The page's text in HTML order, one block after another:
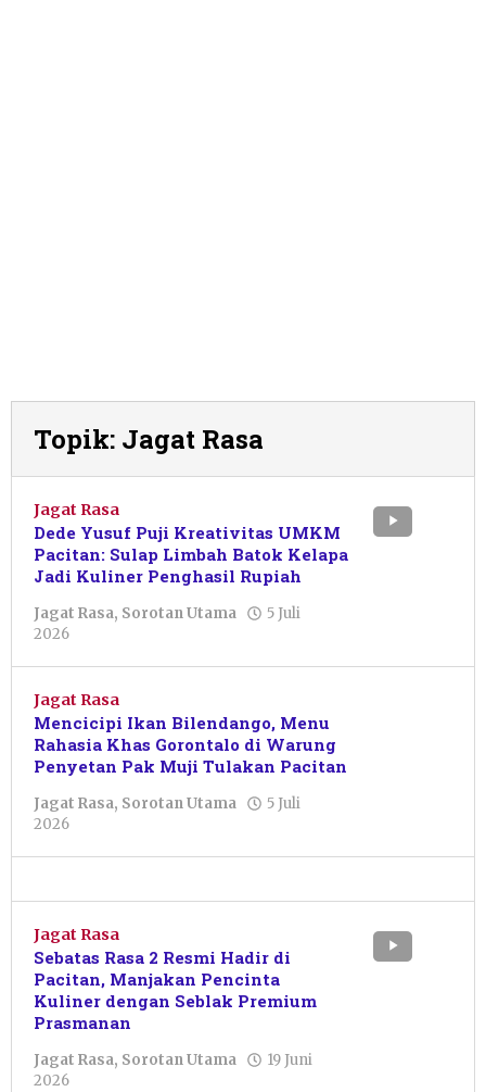
Topik: Jagat Rasa
Jagat Rasa
Dede Yusuf Puji Kreativitas UMKM
Pacitan: Sulap Limbah Batok Kelapa
Jadi Kuliner Penghasil Rupiah
Jagat Rasa, Sorotan Utama
5 Juli
2026
Jagat Rasa
Mencicipi Ikan Bilendango, Menu
Rahasia Khas Gorontalo di Warung
Penyetan Pak Muji Tulakan Pacitan
Jagat Rasa, Sorotan Utama
5 Juli
2026
Jagat Rasa
Sebatas Rasa 2 Resmi Hadir di
Pacitan, Manjakan Pencinta
Kuliner dengan Seblak Premium
Prasmanan
Jagat Rasa, Sorotan Utama
19 Juni
2026